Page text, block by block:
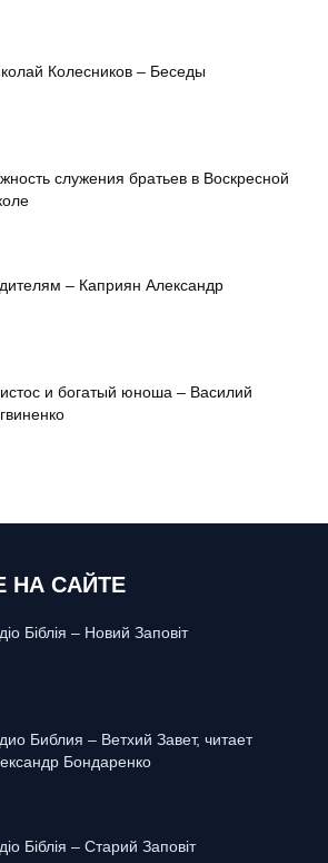
Колесников – Беседы
служения братьев в Воскресной
– Каприян Александр
и богатый юноша – Василий
НА САЙТЕ
Біблія – Новий Заповіт
Библия – Ветхий Завет, читает
Бондаренко
Біблія – Старий Заповіт